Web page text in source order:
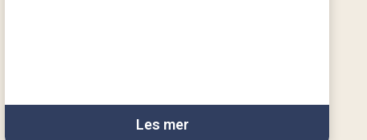
Les mer